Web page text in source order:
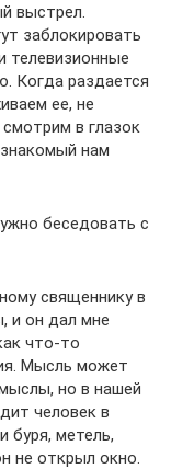
выстрел.
заблокировать
телевизионные
Когда раздается
ее, не
в глазок
нам
беседовать с
священнику в
и он дал мне
что-то
Мысль может
но в нашей
человек в
буря, метель,
не открыл окно.